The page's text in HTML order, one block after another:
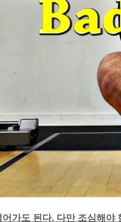
어가도 된다. 다만 조심해야